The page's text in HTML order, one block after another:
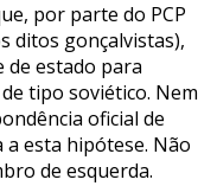
por parte do PCP
ditos gonçalvistas),
estado para
tipo soviético. Nem
oficial de
esta hipótese. Não
de esquerda.